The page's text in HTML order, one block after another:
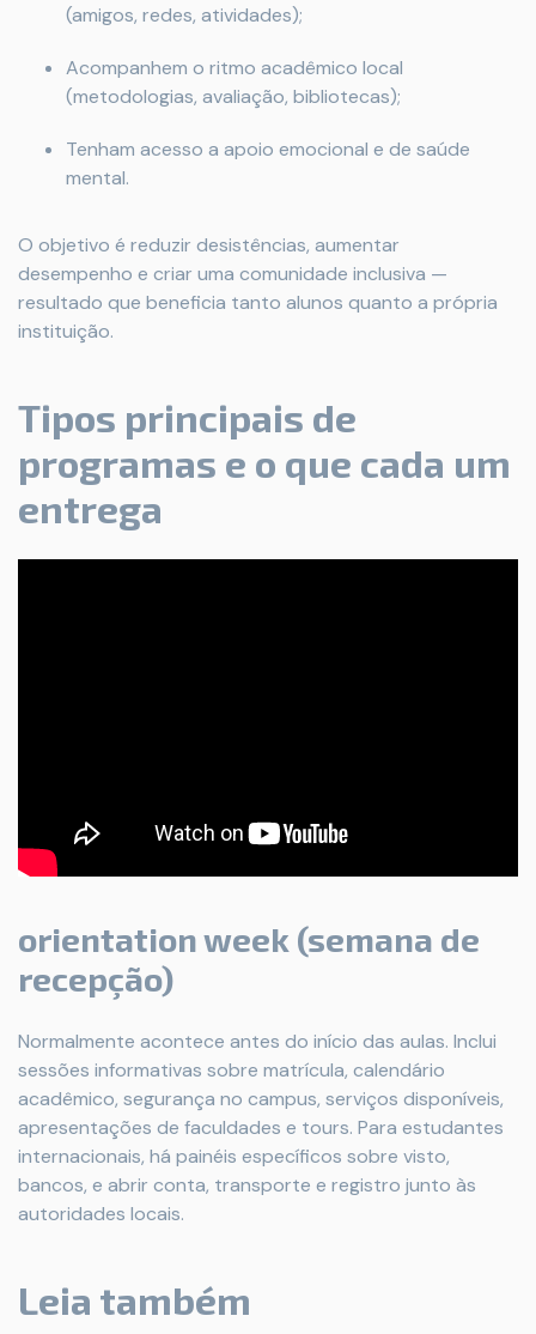
(amigos, redes, atividades);
Acompanhem o ritmo acadêmico local
(metodologias, avaliação, bibliotecas);
Tenham acesso a apoio emocional e de saúde
mental.
O objetivo é reduzir desistências, aumentar
desempenho e criar uma comunidade inclusiva —
resultado que beneficia tanto alunos quanto a própria
instituição.
Tipos principais de
programas e o que cada um
entrega
orientation week (semana de
recepção)
Normalmente acontece antes do início das aulas. Inclui
sessões informativas sobre matrícula, calendário
acadêmico, segurança no campus, serviços disponíveis,
apresentações de faculdades e tours. Para estudantes
internacionais, há painéis específicos sobre visto,
bancos, e abrir conta, transporte e registro junto às
autoridades locais.
Leia também